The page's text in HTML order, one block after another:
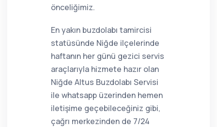
önceliğimiz.
En yakın buzdolabı tamircisi
statüsünde Niğde ilçelerinde
haftanın her günü gezici servis
araçlarıyla hizmete hazır olan
Niğde Altus Buzdolabı Servisi
ile whatsapp üzerinden hemen
iletişime geçebileceğiniz gibi,
çağrı merkezinden de 7/24